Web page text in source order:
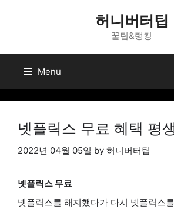
허니버터팁
꿀팁&랭킹
Menu
넷플릭스 무료 혜택 평
2022년 04월 05일 by 허니버터팁
넷플릭스 무료
넷플릭스를 해지했다가 다시 넷플릭스